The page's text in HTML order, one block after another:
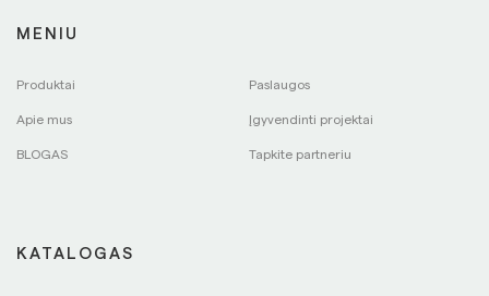
MENIU
Produktai Paslaugos
Apie mus Įgyvendinti projektai
BLOGAS Tapkite partneriu
KATALOGAS